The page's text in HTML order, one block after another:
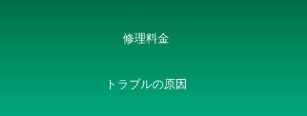
修理料金
トラブルの原因